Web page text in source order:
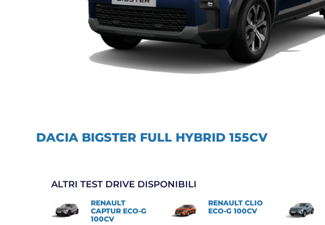
DACIA BIGSTER FULL HYBRID 155CV
ALTRI TEST DRIVE DISPONIBILI
RENAULT
CAPTUR ECO-G
100CV
RENAULT CLIO
ECO-G 100CV